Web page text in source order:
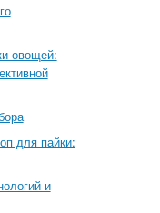
овощей:
для пайки:
и